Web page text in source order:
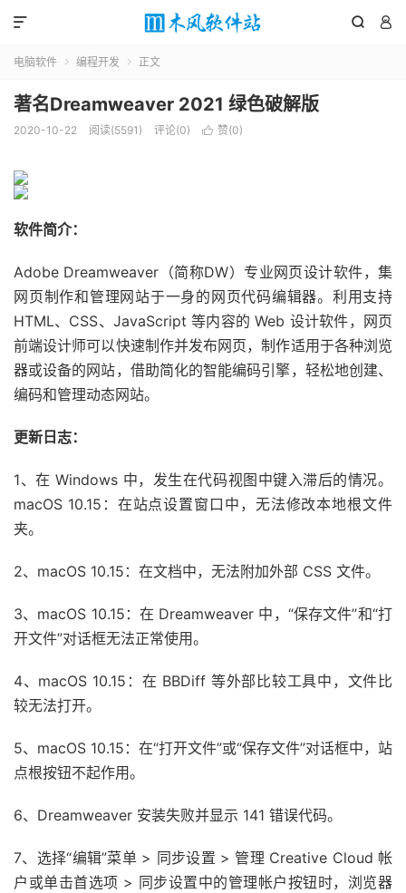
 

电脑软件  编程开发  正文
著名Dreamweaver 2021 绿色破解版
2020-10-22 阅读(5591) 评论(0)  赞(0)
软件简介：
Adobe Dreamweaver（简称DW）专业网页设计软件，集
网页制作和管理网站于一身的网页代码编辑器。利用支持
HTML、CSS、JavaScript 等内容的 Web 设计软件，网页
前端设计师可以快速制作并发布网页，制作适用于各种浏览
器或设备的网站，借助简化的智能编码引擎，轻松地创建、
编码和管理动态网站。
更新日志：
1、在 Windows 中，发生在代码视图中键入滞后的情况。
macOS 10.15：在站点设置窗口中，无法修改本地根文件
夹。
2、macOS 10.15：在文档中，无法附加外部 CSS 文件。
3、macOS 10.15：在 Dreamweaver 中，“保存文件”和“打
开文件”对话框无法正常使用。
4、macOS 10.15：在 BBDiff 等外部比较工具中，文件比
较无法打开。
5、macOS 10.15：在“打开文件”或“保存文件”对话框中，站
点根按钮不起作用。
6、Dreamweaver 安装失败并显示 141 错误代码。
7、选择“编辑”菜单 > 同步设置 > 管理 Creative Cloud 帐
户或单击首选项 > 同步设置中的管理帐户按钮时，浏览器